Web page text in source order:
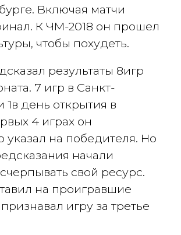
Включая матчи
К ЧМ-2018 он прошел
чтобы похудеть.
результаты 8игр
7 игр в Санкт-
1в день открытия в
4 играх он
указал на победителя. Но
начали
свой ресурс.
на проигравшие
игру за третье